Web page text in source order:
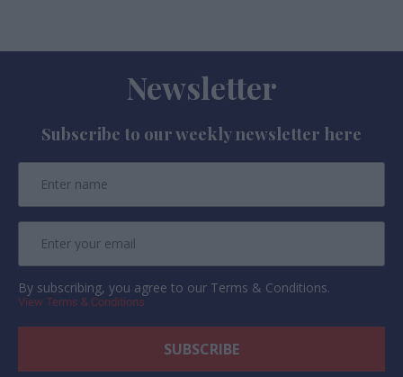
Newsletter
Subscribe to our weekly newsletter here
By subscribing, you agree to our Terms & Conditions.
View Terms & Conditions